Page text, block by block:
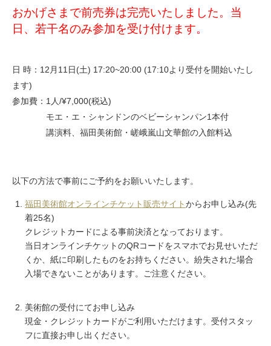
おかげさまで前売券は完売いたしました。当
日、若干名のみ参加を受け付けます。
日 時：12月11日(土) 17:20~20:00 (17:10より受付を開始いたし
ます)
参加費：1人/¥7,000(税込)
モエ・エ・シャンドンのベビーシャンパン1本付
講演料、福田美術館・嵯峨嵐山文華館の入館料込
以下の方法で事前にご予約をお願いいたします。
福田美術館オンラインチケット販売サイトからお申し込み(先
着25名)
クレジットカードによる事前決済となっております。
当日オンラインチケットのQRコードをスマホでお見せいただ
くか、紙に印刷したものをお持ちください。紛失された場合
入場できないことがあります。ご注意ください。
美術館の受付にてお申し込み
現金・クレジットカードがご利用いただけます。受付スタッ
フに直接お申し出ください。